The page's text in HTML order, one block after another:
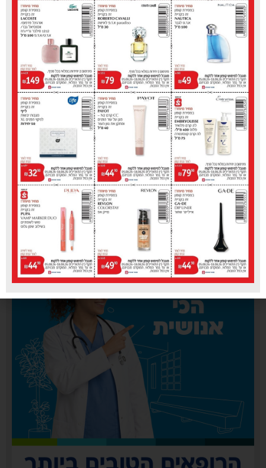
הישיר בין בני נוער לבין צוותי ההוראה ברחבי העולם.
כמי שמובילים ומנהיגים קהילות, עלינו להוות דוגמה
לקבלת האחר ולחגיגת הגיוון והמגוון האנושי, כבסיס
לבניית גשרים של הבנה ושותפות. כפי שניצולת השואה,
מרגוט פרידלנדר, היטיבה לומר, "אל תסתכלו על מה
שמפריד בינינו, חפשו את מה שמחבר בינינו"- ויש לא
מעט עקרונות מחברים ומשותפים".
בעיריית טירת כרמל מציינים כי התערוכה, שיוצרת עניין
רב בתקשורת הגרמנית, תוצג בשבועות הקרובות
במוקדים נוספים בגרמניה, בהם בתיאטרון דיסלדורף;
וב-9 ביוני היא תוצג במרכז מיר"ב (אולם מוזה) בחוף
הכרמל, במסגרת ערב הגאלה של בית הספר לאמנויות
ומדעים.